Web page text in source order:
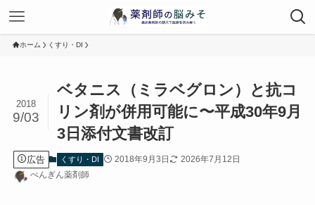
ホーム くすり・DI
ベタニス（ミラベグロン）と抗コ
リン剤が併用可能に〜平成30年9月
3日添付文書改訂
2018
9/03
広告 くすり・DI 2018年9月3日
2026年7月12日
ぺんぎん薬剤師